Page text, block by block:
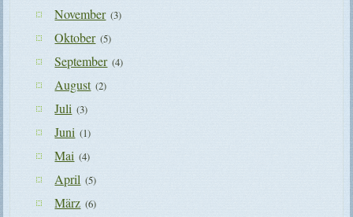
November (3)
Oktober (5)
September (4)
August (2)
Juli (3)
Juni (1)
Mai (4)
April (5)
März (6)